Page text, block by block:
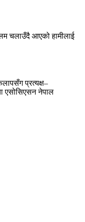
चलाउँदै आएको हामीलाई
प्रत्यक्ष–
एसोसिएसन नेपाल